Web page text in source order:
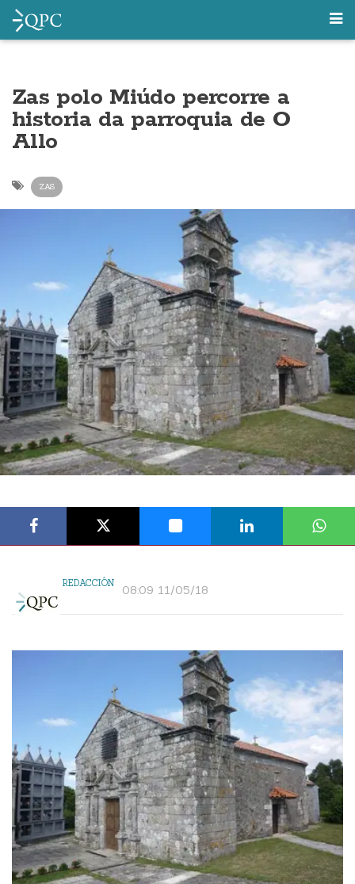
Zas polo Miúdo percorre a
historia da parroquia de O
Allo
ZAS
REDACCIÓN 08:09 11/05/18